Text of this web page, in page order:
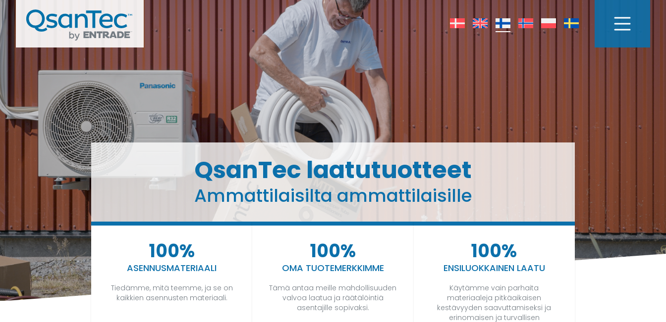
QsanTec laatutuotteet
Ammattilaisilta ammattilaisille
100%
ASENNUSMATERIAALI
Tiedämme, mitä teemme, ja se on
kaikkien asennusten materiaali.
100%
OMA TUOTEMERKKIMME
Tämä antaa meille mahdollisuuden
valvoa laatua ja räätälöintiä
asentajille sopivaksi.
100%
ENSILUOKKAINEN LAATU
Käytämme vain parhaita
materiaaleja pitkäaikaisen
kestävyyden saavuttamiseksi ja
erinomaisen ja turvallisen